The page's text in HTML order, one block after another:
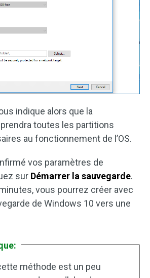
indique alors que la
toutes les partitions
au fonctionnement de l’OS.
vos paramètres de
sur Démarrer la sauvegarde.
vous pourrez créer avec
de Windows 10 vers une
méthode est un peu